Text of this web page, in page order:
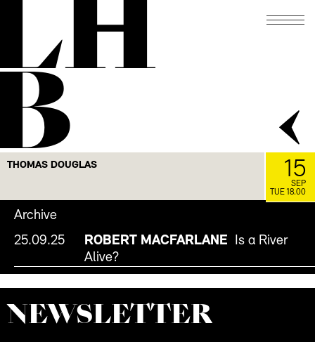
THOMAS DOUGLAS
Archive
25.09.25
ROBERT MACFARLANE
Is a River
Alive?
NEWS­LETTER
15
SEP
TUE 18.00